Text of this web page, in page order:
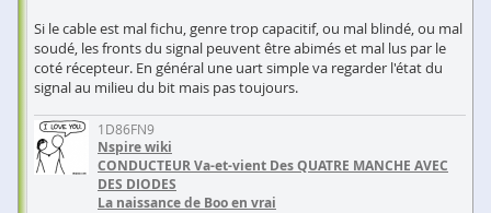
Si le cable est mal fichu, genre trop capacitif, ou mal blindé, ou mal
soudé, les fronts du signal peuvent être abimés et mal lus par le
coté récepteur. En général une uart simple va regarder l'état du
signal au milieu du bit mais pas toujours.
1D86FN9
Nspire wiki
CONDUCTEUR Va-et-vient Des QUATRE MANCHE AVEC
DES DIODES
La naissance de Boo en vrai